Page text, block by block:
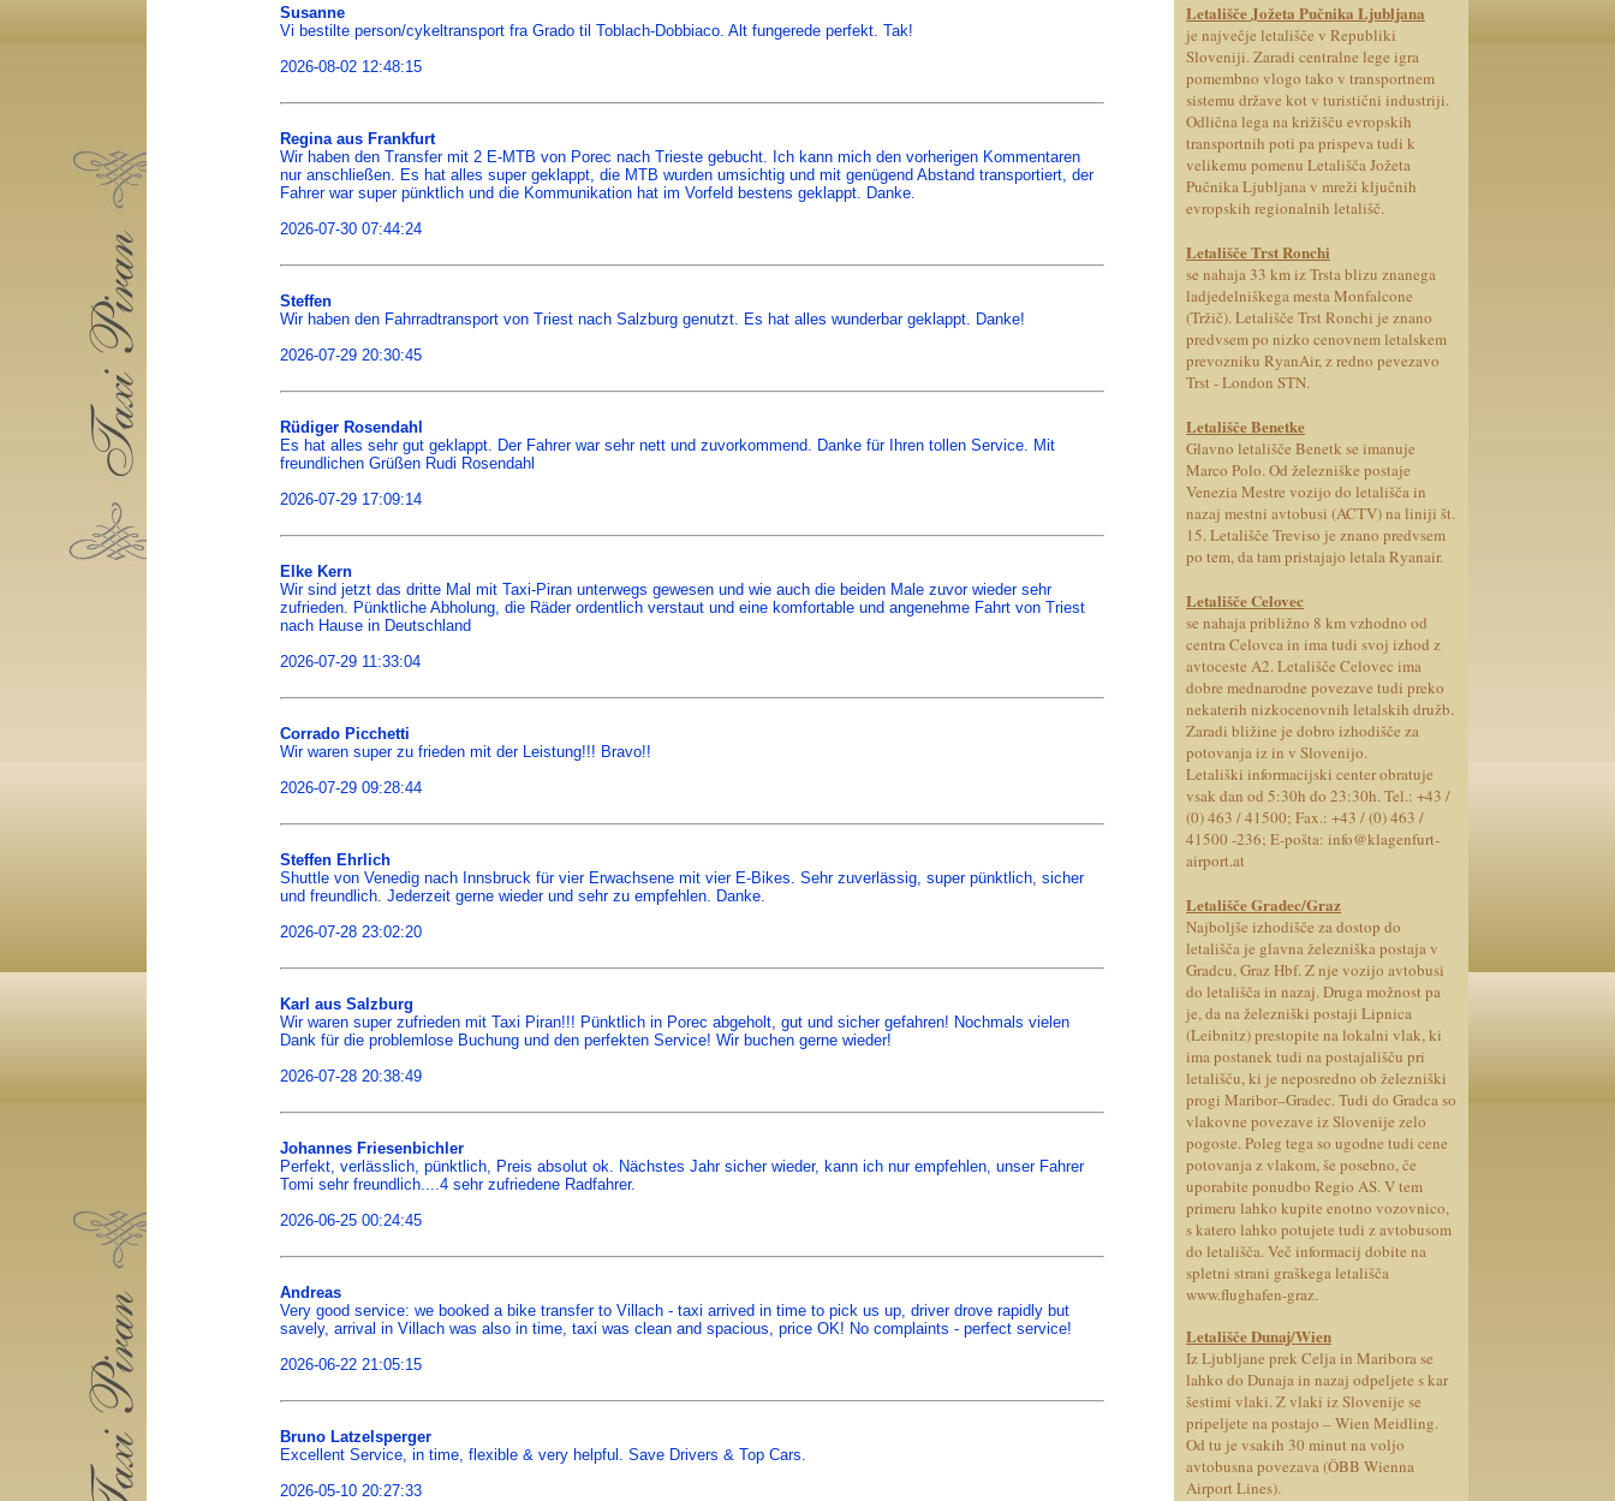
Susanne
Vi bestilte person/cykeltransport fra Grado til Toblach-Dobbiaco. Alt fungerede perfekt. Tak!
2026-08-02 12:48:15
Regina aus Frankfurt
Wir haben den Transfer mit 2 E-MTB von Porec nach Trieste gebucht. Ich kann mich den vorherigen Kommentaren
nur anschließen. Es hat alles super geklappt, die MTB wurden umsichtig und mit genügend Abstand transportiert, der
Fahrer war super pünktlich und die Kommunikation hat im Vorfeld bestens geklappt. Danke.
2026-07-30 07:44:24
Steffen
Wir haben den Fahrradtransport von Triest nach Salzburg genutzt. Es hat alles wunderbar geklappt. Danke!
2026-07-29 20:30:45
Rüdiger Rosendahl
Es hat alles sehr gut geklappt. Der Fahrer war sehr nett und zuvorkommend. Danke für Ihren tollen Service. Mit
freundlichen Grüßen Rudi Rosendahl
2026-07-29 17:09:14
Elke Kern
Wir sind jetzt das dritte Mal mit Taxi-Piran unterwegs gewesen und wie auch die beiden Male zuvor wieder sehr
zufrieden. Pünktliche Abholung, die Räder ordentlich verstaut und eine komfortable und angenehme Fahrt von Triest
nach Hause in Deutschland
2026-07-29 11:33:04
Corrado Picchetti
Wir waren super zu frieden mit der Leistung!!! Bravo!!
2026-07-29 09:28:44
Steffen Ehrlich
Shuttle von Venedig nach Innsbruck für vier Erwachsene mit vier E-Bikes. Sehr zuverlässig, super pünktlich, sicher
und freundlich. Jederzeit gerne wieder und sehr zu empfehlen. Danke.
2026-07-28 23:02:20
Karl aus Salzburg
Wir waren super zufrieden mit Taxi Piran!!! Pünktlich in Porec abgeholt, gut und sicher gefahren! Nochmals vielen
Dank für die problemlose Buchung und den perfekten Service! Wir buchen gerne wieder!
2026-07-28 20:38:49
Johannes Friesenbichler
Perfekt, verlässlich, pünktlich, Preis absolut ok. Nächstes Jahr sicher wieder, kann ich nur empfehlen, unser Fahrer
Tomi sehr freundlich....4 sehr zufriedene Radfahrer.
2026-06-25 00:24:45
Andreas
Very good service: we booked a bike transfer to Villach - taxi arrived in time to pick us up, driver drove rapidly but
savely, arrival in Villach was also in time, taxi was clean and spacious, price OK! No complaints - perfect service!
2026-06-22 21:05:15
Bruno Latzelsperger
Excellent Service, in time, flexible & very helpful. Save Drivers & Top Cars.
2026-05-10 20:27:33
Letališče Jožeta Pučnika Ljubljana
je največje letališče v Republiki
Sloveniji. Zaradi centralne lege igra
pomembno vlogo tako v transportnem
sistemu države kot v turistični industriji.
Odlična lega na križišču evropskih
transportnih poti pa prispeva tudi k
velikemu pomenu Letališča Jožeta
Pučnika Ljubljana v mreži ključnih
evropskih regionalnih letališč.
Letališče Trst Ronchi
se nahaja 33 km iz Trsta blizu znanega
ladjedelniškega mesta Monfalcone
(Tržič). Letališče Trst Ronchi je znano
predvsem po nizko cenovnem letalskem
prevozniku RyanAir, z redno pevezavo
Trst - London STN.
Letališče Benetke
Glavno letališče Benetk se imanuje
Marco Polo. Od železniške postaje
Venezia Mestre vozijo do letališča in
nazaj mestni avtobusi (ACTV) na liniji št.
15. Letališče Treviso je znano predvsem
po tem, da tam pristajajo letala Ryanair.
Letališče Celovec
se nahaja približno 8 km vzhodno od
centra Celovca in ima tudi svoj izhod z
avtoceste A2. Letališče Celovec ima
dobre mednarodne povezave tudi preko
nekaterih nizkocenovnih letalskih družb.
Zaradi bližine je dobro izhodišče za
potovanja iz in v Slovenijo.
Letališki informacijski center obratuje
vsak dan od 5:30h do 23:30h. Tel.: +43 /
(0) 463 / 41500; Fax.: +43 / (0) 463 /
41500 -236; E-pošta: info@klagenfurt-
airport.at
Letališče Gradec/Graz
Najboljše izhodišče za dostop do
letališča je glavna železniška postaja v
Gradcu, Graz Hbf. Z nje vozijo avtobusi
do letališča in nazaj. Druga možnost pa
je, da na železniški postaji Lipnica
(Leibnitz) prestopite na lokalni vlak, ki
ima postanek tudi na postajališču pri
letališču, ki je neposredno ob železniški
progi Maribor–Gradec. Tudi do Gradca so
vlakovne povezave iz Slovenije zelo
pogoste. Poleg tega so ugodne tudi cene
potovanja z vlakom, še posebno, če
uporabite ponudbo Regio AS. V tem
primeru lahko kupite enotno vozovnico,
s katero lahko potujete tudi z avtobusom
do letališča. Več informacij dobite na
spletni strani graškega letališča
www.flughafen-graz.
Letališče Dunaj/Wien
Iz Ljubljane prek Celja in Maribora se
lahko do Dunaja in nazaj odpeljete s kar
šestimi vlaki. Z vlaki iz Slovenije se
pripeljete na postajo – Wien Meidling.
Od tu je vsakih 30 minut na voljo
avtobusna povezava (ÖBB Wienna
Airport Lines).